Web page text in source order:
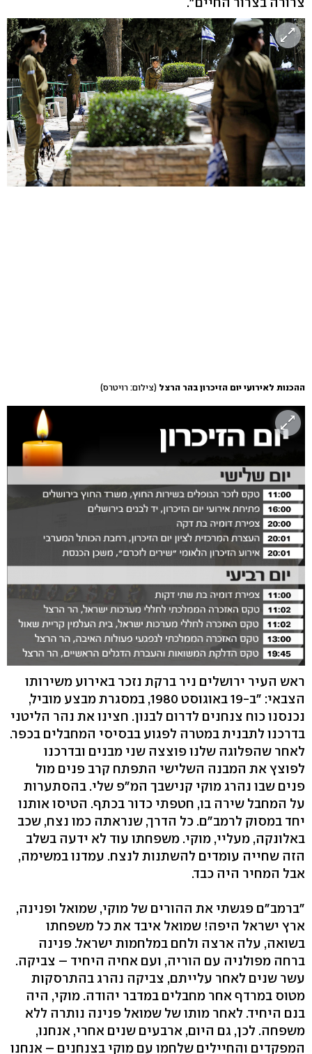
ההכנות לאירועי יום הזיכרון בהר הרצל (צילום: רויטרס)
ראש העיר ירושלים ניר ברקת נזכר באירוע משירותו
הצבאי: "ב-19 באוגוסט 1980, במסגרת מבצע מוביל,
נכנסנו כוח צנחנים לדרום לבנון. חצינו את נהר הליטני
בדרכנו לתבנית במטרה לפגוע בבסיסי המחבלים בכפר.
לאחר שהפלוגה שלנו פוצצה שני מבנים ובדרכנו
לפוצץ את המבנה השלישי התפתח קרב פנים מול
פנים שבו נהרג מוקי קנישבך המ"פ שלי. בהסתערות
על המחבל שירה בו, חטפתי כדור בכתף. הטיסו אותנו
יחד במסוק לרמב"ם. כל הדרך, שנראתה כמו נצח, שכב
באלונקה, מעליי, מוקי. משפחתו עוד לא ידעה בשלב
הזה שחייה עומדים להשתנות לנצח. עמדנו במשימה,
אבל המחיר היה כבד.
"ברמב"ם פגשתי את ההורים של מוקי, שמואל ופנינה,
ארץ ישראל היפה! שמואל איבד את כל משפחתו
בשואה, עלה ארצה ולחם במלחמות ישראל. פנינה
ברחה מפולניה עם הוריה, ועם אחיה היחיד – צביקה.
עשר שנים לאחר עלייתם, צביקה נהרג בהתרסקות
מטוס במרדף אחר מחבלים במדבר יהודה. מוקי, היה
בנם היחיד. לאחר מותו של שמואל פנינה נותרה ללא
משפחה. לכן, גם היום, ארבעים שנים אחרי, אנחנו,
המפקדים והחיילים שלחמו עם מוקי בצנחנים – אנחנו